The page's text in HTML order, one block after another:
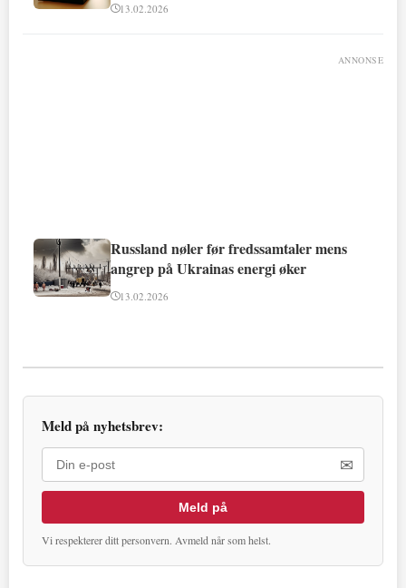
13.02.2026
ANNONSE
Russland nøler før fredssamtaler mens
angrep på Ukrainas energi øker
13.02.2026
Meld på nyhetsbrev:
✉
Meld på
Vi respekterer ditt personvern. Avmeld når som helst.